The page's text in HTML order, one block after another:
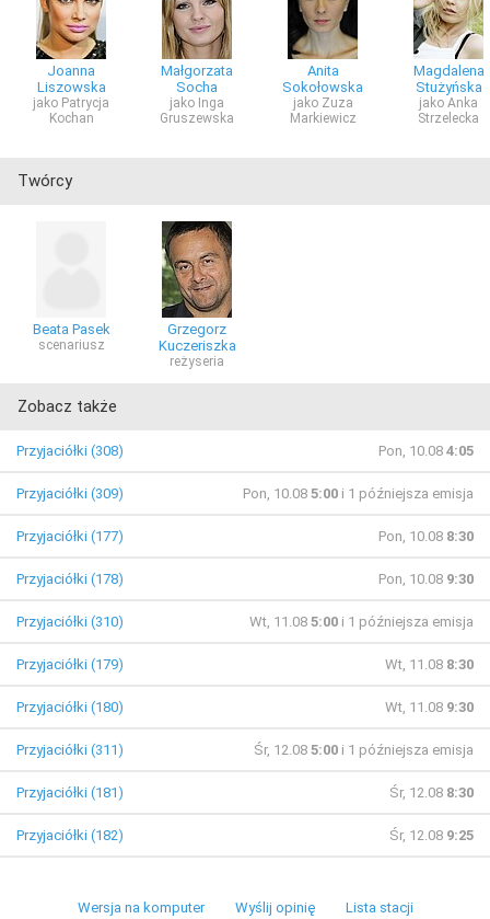
Joanna
Liszowska
jako Patrycja
Kochan
Małgorzata
Socha
jako Inga
Gruszewska
Anita
Sokołowska
jako Zuza
Markiewicz
Magdalena
Stużyńska
jako Anka
Strzelecka
Twórcy
Beata Pasek
scenariusz
Grzegorz
Kuczeriszka
reżyseria
Zobacz także
Przyjaciółki (308) Pon, 10.08 4:05
Przyjaciółki (309) Pon, 10.08 5:00 i 1 późniejsza emisja
Przyjaciółki (177) Pon, 10.08 8:30
Przyjaciółki (178) Pon, 10.08 9:30
Przyjaciółki (310) Wt, 11.08 5:00 i 1 późniejsza emisja
Przyjaciółki (179) Wt, 11.08 8:30
Przyjaciółki (180) Wt, 11.08 9:30
Przyjaciółki (311) Śr, 12.08 5:00 i 1 późniejsza emisja
Przyjaciółki (181) Śr, 12.08 8:30
Przyjaciółki (182) Śr, 12.08 9:25
Wersja na komputer Wyślij opinię Lista stacji